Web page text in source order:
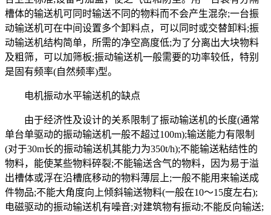
槽体的输送机可同时输送不同的物料而不会产生混杂;一台振
动输送机可在中间设置多个卸料点，可以同时或交替卸料;振
动输送机结构简单，所需的净空高度低;为了分离出大块物料
及粗筛，可以加筛板;振动输送机一般需要的功率较低，特别
是固有频率(自然频率)型。
电机振动水平输送机的缺点
由于经济性及设计的关系限制了振动输送机的长度(通常
单台单驱动的振动输送机一般不超过100m);输送能力有限制
(对于30m长的振动输送机其能力为350t/h);不能输送粘结性的
物料，能使某些物料碎裂;不能输送含气的物料，因为易于溢
出槽体或浮在沿槽底移动的物料薄层上;一般不能用来输送成
件物品;不能大角度向上倾斜输送物料(一般在10～15度左右);
电磁驱动的振动输送机有噪音;对建筑物有振动;不能反向输送;